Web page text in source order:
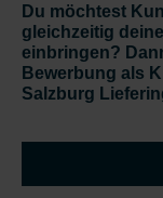
Du möchtest
gleichzeitig
einbringen?
Bewerbung als
Salzburg